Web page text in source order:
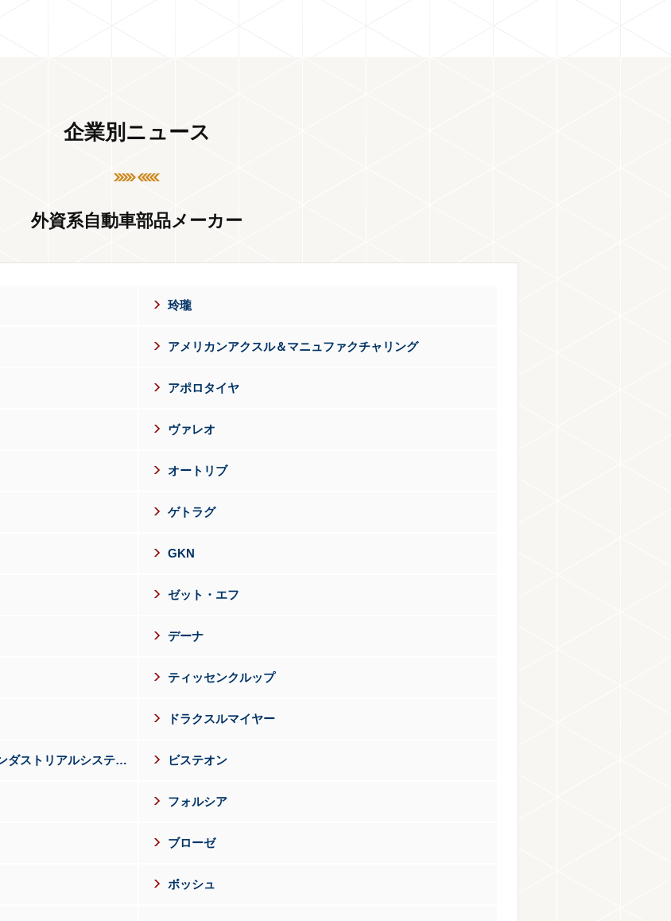
企業別ニュース
外資系自動車部品メーカー
玲瓏
アメリカンアクスル＆マニュファクチャリング
アポロタイヤ
ヴァレオ
オートリブ
ゲトラグ
GKN
ゼット・エフ
デーナ
ティッセンクルップ
ドラクスルマイヤー
パナソニックオートモーティブ&インダストリアルシステムズ ビステオン
フォルシア
ブローゼ
ボッシュ